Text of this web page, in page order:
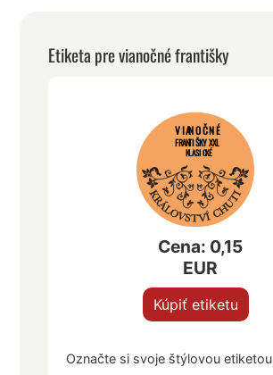
Etiketa pre vianočné františky
VIANOČNÉ
FRANTIŠKY XXL
KLASICKÉ
Cena: 0,15
EUR
Kúpiť etiketu
Označte si svoje štýlovou etiketou